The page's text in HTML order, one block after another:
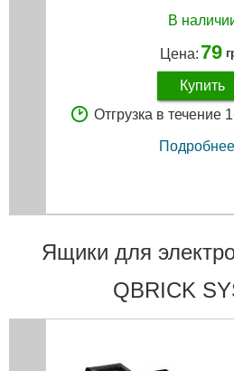
В
Цена: 79
Купить
Отгрузка в течение
Ящики для
QBRICK